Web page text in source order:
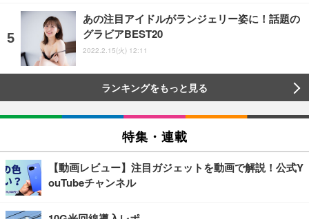
あの注目アイドルがランジェリー姿に！話題の
グラビアBEST20
2022.2.15(火) 12:11
ランキングをもっと見る
特集・連載
【動画レビュー】注目ガジェットを動画で解説！公式Y
ouTubeチャンネル